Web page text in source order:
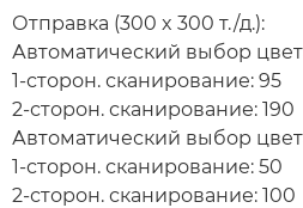
Отправка (300 x 300 т./д.):
Автоматический выбор
1-сторон. сканирование: 95
2-сторон. сканирование: 190
Автоматический выбор
1-сторон. сканирование: 50
2-сторон. сканирование: 100